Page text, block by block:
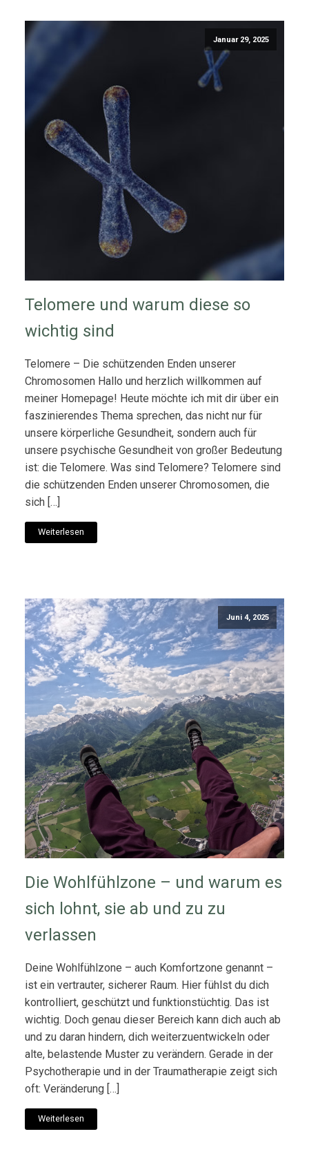
Januar 29, 2025
Telomere und warum diese so
wichtig sind
Telomere – Die schützenden Enden unserer
Chromosomen Hallo und herzlich willkommen auf
meiner Homepage! Heute möchte ich mit dir über ein
faszinierendes Thema sprechen, das nicht nur für
unsere körperliche Gesundheit, sondern auch für
unsere psychische Gesundheit von großer Bedeutung
ist: die Telomere. Was sind Telomere? Telomere sind
die schützenden Enden unserer Chromosomen, die
sich […]
Weiterlesen
Juni 4, 2025
Die Wohlfühlzone – und warum es
sich lohnt, sie ab und zu zu
verlassen
Deine Wohlfühlzone – auch Komfortzone genannt –
ist ein vertrauter, sicherer Raum. Hier fühlst du dich
kontrolliert, geschützt und funktionstüchtig. Das ist
wichtig. Doch genau dieser Bereich kann dich auch ab
und zu daran hindern, dich weiterzuentwickeln oder
alte, belastende Muster zu verändern. Gerade in der
Psychotherapie und in der Traumatherapie zeigt sich
oft: Veränderung […]
Weiterlesen